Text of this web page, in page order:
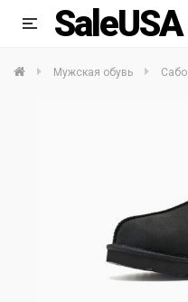
SaleUSA
Мужская обувь Сабо